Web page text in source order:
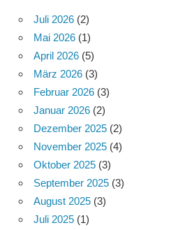
Juli 2026 (2)
Mai 2026 (1)
April 2026 (5)
März 2026 (3)
Februar 2026 (3)
Januar 2026 (2)
Dezember 2025 (2)
November 2025 (4)
Oktober 2025 (3)
September 2025 (3)
August 2025 (3)
Juli 2025 (1)